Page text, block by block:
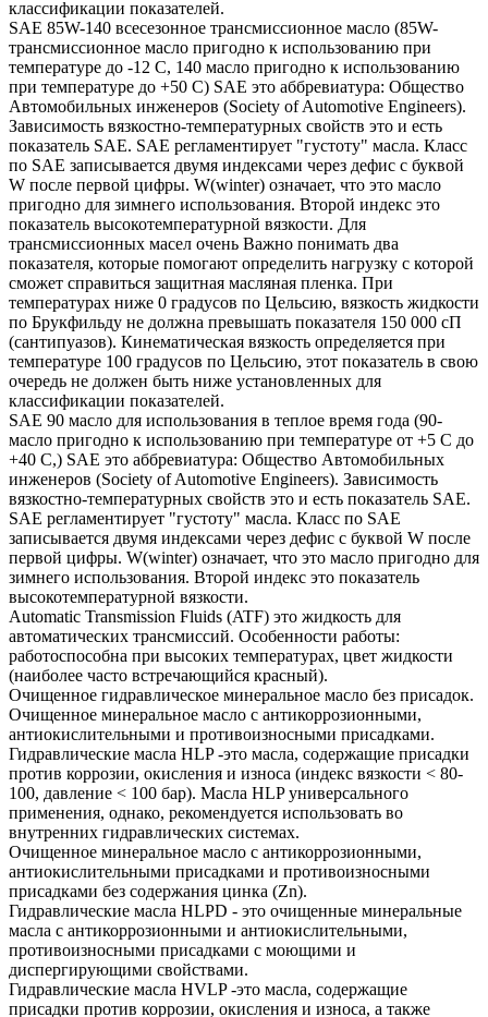
классификации показателей.
SAE 85W-140 всесезонное трансмиссионное масло (85W-
трансмиссионное масло пригодно к использованию при
температуре до -12 С, 140 масло пригодно к использованию
при температуре до +50 С) SAE это аббревиатура: Общество
Автомобильных инженеров (Society of Automotive Engineers).
Зависимость вязкостно-температурных свойств это и есть
показатель SAE. SAE регламентирует "густоту" масла. Класс
по SAE записывается двумя индексами через дефис с буквой
W после первой цифры. W(winter) означает, что это масло
пригодно для зимнего использования. Второй индекс это
показатель высокотемпературной вязкости. Для
трансмиссионных масел очень Важно понимать два
показателя, которые помогают определить нагрузку с которой
сможет справиться защитная масляная пленка. При
температурах ниже 0 градусов по Цельсию, вязкость жидкости
по Брукфильду не должна превышать показателя 150 000 сП
(сантипуазов). Кинематическая вязкость определяется при
температуре 100 градусов по Цельсию, этот показатель в свою
очередь не должен быть ниже установленных для
классификации показателей.
SAE 90 масло для использования в теплое время года (90-
масло пригодно к использованию при температуре от +5 С до
+40 С,) SAE это аббревиатура: Общество Автомобильных
инженеров (Society of Automotive Engineers). Зависимость
вязкостно-температурных свойств это и есть показатель SAE.
SAE регламентирует "густоту" масла. Класс по SAE
записывается двумя индексами через дефис с буквой W после
первой цифры. W(winter) означает, что это масло пригодно для
зимнего использования. Второй индекс это показатель
высокотемпературной вязкости.
Automatic Transmission Fluids (ATF) это жидкость для
автоматических трансмиссий. Особенности работы:
работоспособна при высоких температурах, цвет жидкости
(наиболее часто встречающийся красный).
Очищенное гидравлическое минеральное масло без присадок.
Очищенное минеральное масло с антикоррозионными,
антиокислительными и противоизносными присадками.
Гидравлические масла HLP -это масла, содержащие присадки
против коррозии, окисления и износа (индекс вязкости < 80-
100, давление < 100 бар). Масла HLP универсального
применения, однако, рекомендуется использовать во
внутренних гидравлических системах.
Очищенное минеральное масло с антикоррозионными,
антиокислительными присадками и противоизносными
присадками без содержания цинка (Zn).
Гидравлические масла HLPD - это очищенные минеральные
масла с антикоррозионными и антиокислительными,
противоизносными присадками с моющими и
диспергирующими свойствами.
Гидравлические масла HVLP -это масла, содержащие
присадки против коррозии, окисления и износа, а также